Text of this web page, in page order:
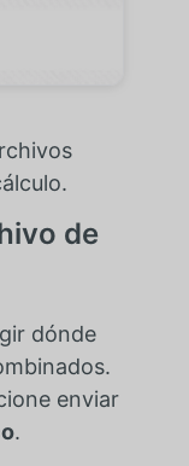
de
dónde
enviar
.